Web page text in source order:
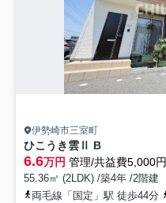
伊勢崎市三室町
ひこうき雲Ⅱ B
6.6万円 管理/共益費5,000円
55.36㎡ (2LDK) /築4年 /2階建
両毛線「国定」駅 徒歩44分